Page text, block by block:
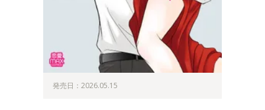
発売日：2026.05.15